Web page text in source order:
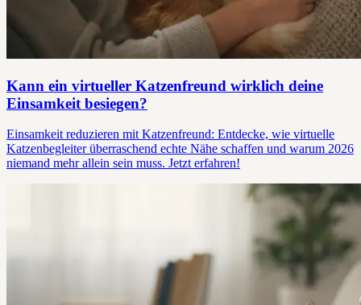
Kann ein virtueller Katzenfreund wirklich deine
Einsamkeit besiegen?
Einsamkeit reduzieren mit Katzenfreund: Entdecke, wie virtuelle
Katzenbegleiter überraschend echte Nähe schaffen und warum 2026
niemand mehr allein sein muss. Jetzt erfahren!